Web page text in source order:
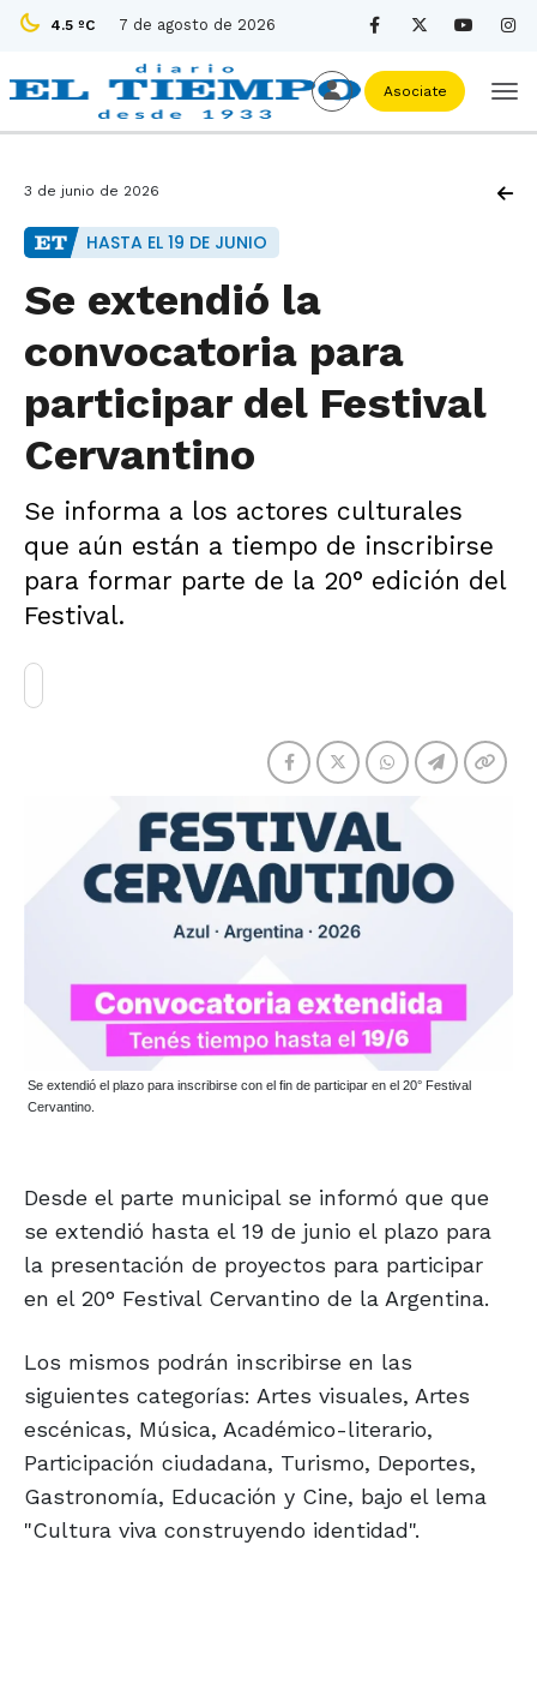
4.5 ºC 7 de agosto de 2026
Asociate
3 de junio de 2026
HASTA EL 19 DE JUNIO
Se extendió la
convocatoria para
participar del Festival
Cervantino
Se informa a los actores culturales
que aún están a tiempo de inscribirse
para formar parte de la 20° edición del
Festival.
Se extendió el plazo para inscribirse con el fin de participar en el 20° Festival
Cervantino.
Desde el parte municipal se informó que que
se extendió hasta el 19 de junio el plazo para
la presentación de proyectos para participar
en el 20° Festival Cervantino de la Argentina.
Los mismos podrán inscribirse en las
siguientes categorías: Artes visuales, Artes
escénicas, Música, Académico-literario,
Participación ciudadana, Turismo, Deportes,
Gastronomía, Educación y Cine, bajo el lema
"Cultura viva construyendo identidad".